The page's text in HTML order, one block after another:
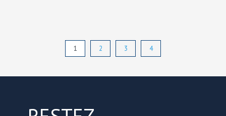
1 2 3 4